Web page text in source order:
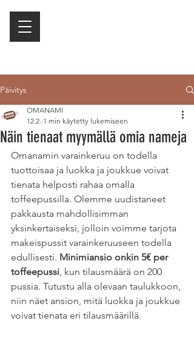
Päivitys
Näin tienaat myymällä omia nameja
OMANAMI
12.2. 1 min käytetty lukemiseen
Omanamin varainkeruu on todella
tuottoisaa ja luokka ja joukkue voivat
tienata helposti rahaa omalla
toffeepussilla. Olemme uudistaneet
pakkausta mahdollisimman
yksinkertaiseksi, jolloin voimme tarjota
makeispussit varainkeruuseen todella
edullisesti. Minimiansio onkin 5€ per
toffeepussi, kun tilausmäärä on 200
pussia. Tutustu alla olevaan taulukkoon,
niin näet ansion, mitä luokka ja joukkue
voivat tienata eri tilausmäärillä.